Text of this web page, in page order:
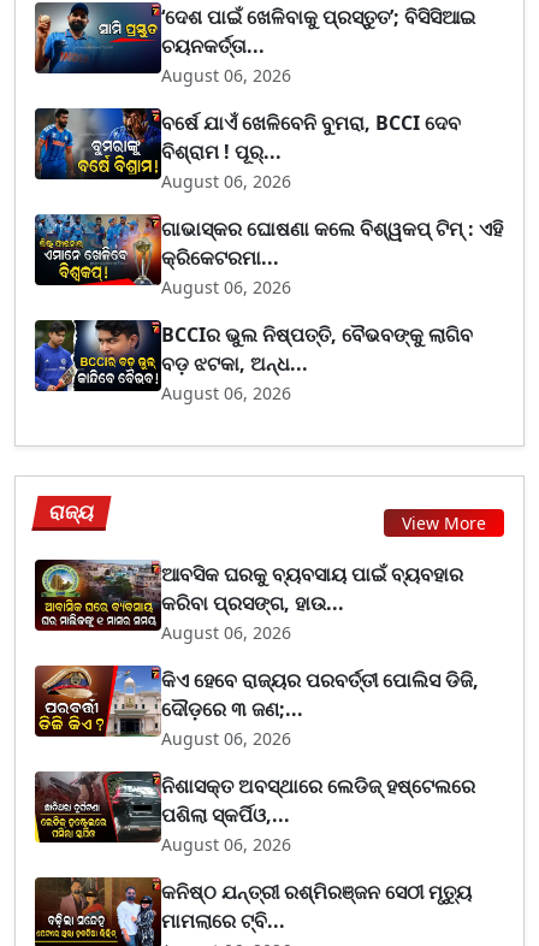
‘ଦେଶ ପାଇଁ ଖେଳିବାକୁ ପ୍ରସ୍ତୁତ’; ବିସିସିଆଇ
ଚୟନକର୍ତ୍ତା...
August 06, 2026
ବର୍ଷେ ଯାଏଁ ଖେଳିବେନି ବୁମରା, BCCI ଦେବ
ବିଶ୍ରାମ ! ପୂର୍...
August 06, 2026
ଗାଭାସ୍କର ଘୋଷଣା କଲେ ବିଶ୍ୱକପ୍ ଟିମ୍ : ଏହି
କ୍ରିକେଟରମା...
August 06, 2026
BCCIର ଭୁଲ ନିଷ୍ପତ୍ତି, ବୈଭବଙ୍କୁ ଲାଗିବ
ବଡ଼ ଝଟକା, ଅନ୍ଧ...
August 06, 2026
ରାଜ୍ୟ View More
ଆବସିକ ଘରକୁ ବ୍ୟବସାୟ ପାଇଁ ବ୍ୟବହାର
କରିବା ପ୍ରସଙ୍ଗ, ହାଉ...
August 06, 2026
କିଏ ହେବେ ରାଜ୍ୟର ପରବର୍ତ୍ତୀ ପୋଲିସ ଡିଜି,
ଦୌଡ଼ରେ ୩ ଜଣ;...
August 06, 2026
ନିଶାସକ୍ତ ଅବସ୍ଥାରେ ଲେଡିଜ୍‌ ହଷ୍ଟେଲରେ
ପଶିଲା ସ୍କର୍ପିଓ,...
August 06, 2026
କନିଷ୍ଠ ଯନ୍ତ୍ରୀ ରଶ୍ମିରଞ୍ଜନ ସେଠୀ ମୃତ୍ୟୁ
ମାମଲାରେ ଟ୍ବି...